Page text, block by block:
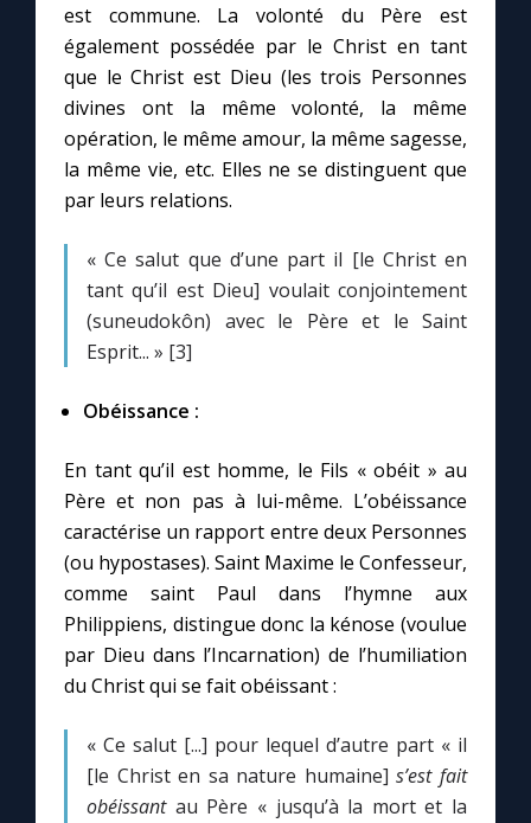
est commune. La volonté du Père est
également possédée par le Christ en tant
que le Christ est Dieu (les trois Personnes
divines ont la même volonté, la même
opération, le même amour, la même sagesse,
la même vie, etc. Elles ne se distinguent que
par leurs relations.
« Ce salut que d’une part il [le Christ en
tant qu’il est Dieu] voulait conjointement
(suneudokôn) avec le Père et le Saint
Esprit... » [3]
Obéissance :
En tant qu’il est homme, le Fils « obéit » au
Père et non pas à lui-même. L’obéissance
caractérise un rapport entre deux Personnes
(ou hypostases). Saint Maxime le Confesseur,
comme saint Paul dans l’hymne aux
Philippiens, distingue donc la kénose (voulue
par Dieu dans l’Incarnation) de l’humiliation
du Christ qui se fait obéissant :
« Ce salut [...] pour lequel d’autre part « il
[le Christ en sa nature humaine]s’est fait
obéissantau Père « jusqu’à la mort et la